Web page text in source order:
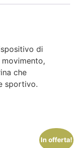
di
che
sportivo.
In offerta!